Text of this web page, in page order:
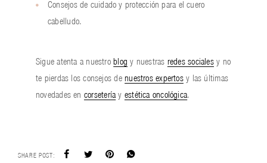
Consejos de cuidado y protección para el cuero
cabelludo.
Sigue atenta a nuestroblog y nuestras redes socialesy no
te pierdas los consejos denuestros expertosy las últimas
novedades en corsetería y estética oncológica.
SHARE POST: